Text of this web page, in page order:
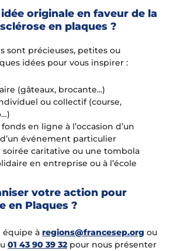
originale en faveur de la
en plaques ?
sont précieuses, petites ou
idées pour vous inspirer :
(gâteaux, brocante...)
ou collectif (course,
en ligne à l’occasion d’un
événement particulier
soirée caritative ou une tombola
en entreprise ou à l’école
votre action pour
en Plaques ?
équipe àregions@francesep.org ou
01 43 90 39 32 pour nous présenter